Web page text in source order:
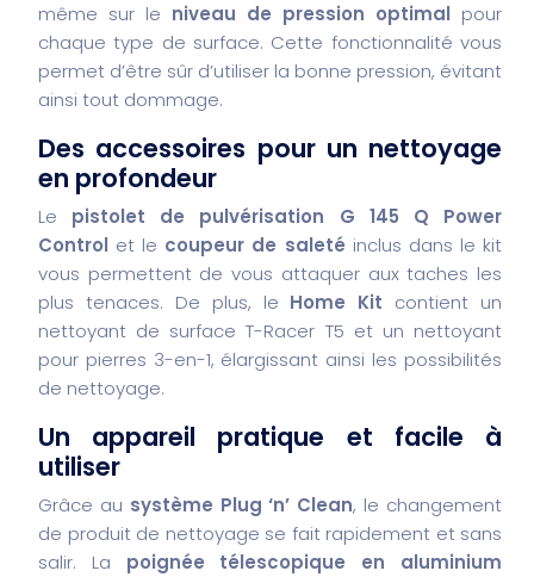
même sur le niveau de pression optimal pour
chaque type de surface. Cette fonctionnalité vous
permet d’être sûr d’utiliser la bonne pression, évitant
ainsi tout dommage.
Des accessoires pour un nettoyage
en profondeur
Le pistolet de pulvérisation G 145 Q Power
Control et le coupeur de saleté inclus dans le kit
vous permettent de vous attaquer aux taches les
plus tenaces. De plus, le Home Kit contient un
nettoyant de surface T-Racer T5 et un nettoyant
pour pierres 3-en-1, élargissant ainsi les possibilités
de nettoyage.
Un appareil pratique et facile à
utiliser
Grâce au système Plug ‘n’ Clean, le changement
de produit de nettoyage se fait rapidement et sans
salir. La poignée télescopique en aluminium